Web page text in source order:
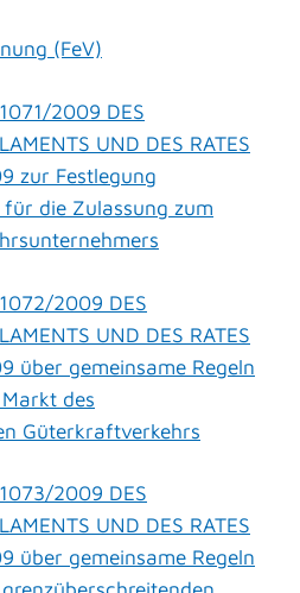
(FeV)
2009 DES
UND DES RATES
zur Festlegung
die Zulassung zum
2009 DES
UND DES RATES
über gemeinsame Regeln
des
Güterkraftverkehrs
2009 DES
UND DES RATES
über gemeinsame Regeln